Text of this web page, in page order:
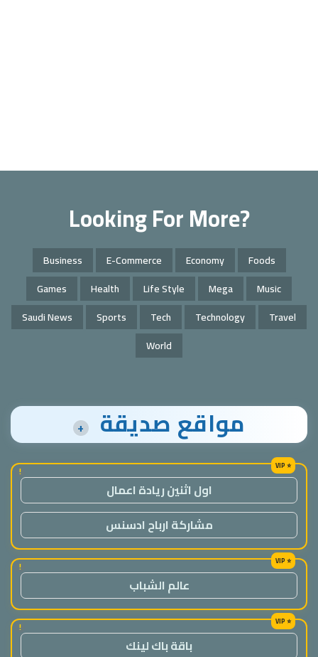
Looking For More?
Business E-Commerce Economy
Foods
Games
Health Life Style Mega
Music
Saudi News
Sports Tech Technology
Travel
World
مواقع صديقة +
!
اول اثنين ريادة اعمال
مشاركة ارباح ادسنس
!
عالم الشباب
!
باقة باك لينك